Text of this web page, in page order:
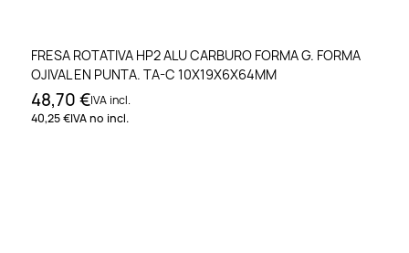
FRESA ROTATIVA HP2 ALU CARBURO FORMA G. FORMA
OJIVAL EN PUNTA. TA-C 10X19X6X64MM
48,70 €IVA incl.
40,25 €IVA no incl.